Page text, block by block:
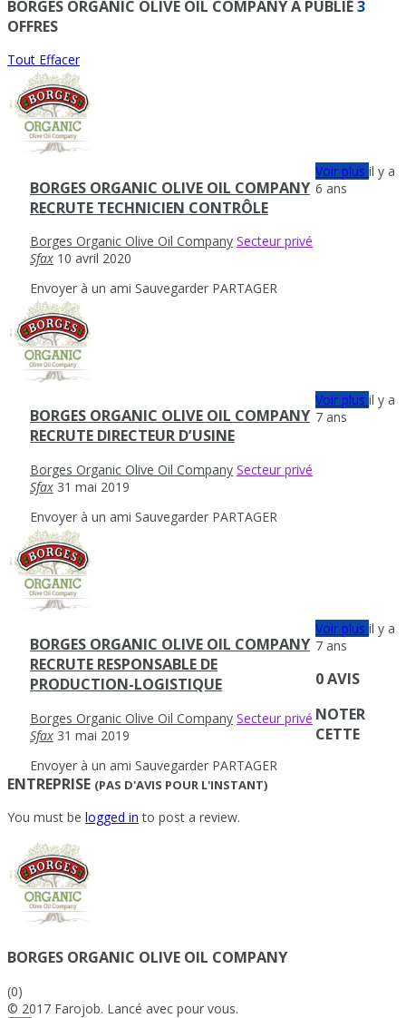
BORGES ORGANIC OLIVE OIL COMPANY A PUBLIÉ3
OFFRES
Tout Effacer
BORGES ORGANIC OLIVE OIL COMPANY
RECRUTE TECHNICIEN CONTRÔLE
Borges Organic Olive Oil Company Secteur privé
Sfax 10 avril 2020
Envoyer à un ami Sauvegarder PARTAGER
Voir plusil y a
6 ans
BORGES ORGANIC OLIVE OIL COMPANY
RECRUTE DIRECTEUR D’USINE
Borges Organic Olive Oil Company Secteur privé
Sfax 31 mai 2019
Envoyer à un ami Sauvegarder PARTAGER
Voir plusil y a
7 ans
BORGES ORGANIC OLIVE OIL COMPANY
RECRUTE RESPONSABLE DE
PRODUCTION-LOGISTIQUE
Borges Organic Olive Oil Company Secteur privé
Sfax 31 mai 2019
Envoyer à un ami Sauvegarder PARTAGER
Voir plusil y a
7 ans
0 AVIS
NOTER
CETTE
ENTREPRISE (PAS D'AVIS POUR L'INSTANT)
You must be logged in to post a review.
BORGES ORGANIC OLIVE OIL COMPANY
(0)
© 2017 Farojob. Lancé avec pour vous.